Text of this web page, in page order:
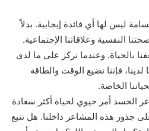
ليس لها أي فائدة إيجابية. بدلاً
النفسية وعلاقاتنا الإجتماعية.
بالحياة. وعندما نركز على ما لدى
فإننا نضيع الوقت والطاقة
الخاصة.
الحسد أمر حيوي لحياة أكثر سعادة
جذور هذه المشاعر داخلنا. هل تنبع